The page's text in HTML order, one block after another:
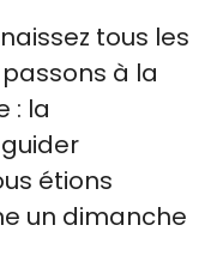
tous les
à la
: la
étions
un dimanche